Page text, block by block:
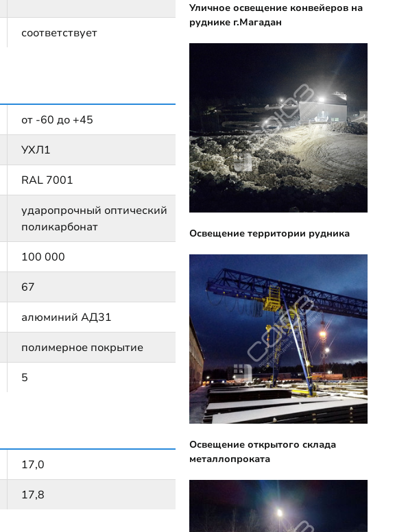
соответствует
от -60 до +45
УХЛ1
RAL 7001
ударопрочный оптический
поликарбонат
100 000
67
алюминий АД31
полимерное покрытие
5
17,0
17,8
Уличное освещение конвейеров на
руднике г.Магадан
Освещение территории рудника
Освещение открытого склада
металлопроката